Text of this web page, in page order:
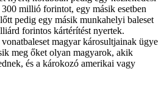
millió forintot, egy másik esetben
pedig egy másik munkahelyi baleset
forintos kártérítést nyertek.
magyar károsultjainak ügye
meg őket olyan magyarok, akik
és a károkozó amerikai vagy